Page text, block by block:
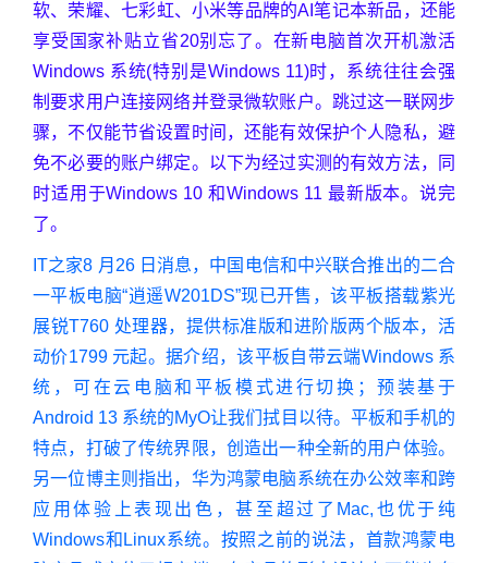
软、荣耀、七彩虹、小米等品牌的AI笔记本新品，还能
享受国家补贴立省20别忘了。在新电脑首次开机激活
Windows 系统(特别是Windows 11)时，系统往往会强
制要求用户连接网络并登录微软账户。跳过这一联网步
骤，不仅能节省设置时间，还能有效保护个人隐私，避
免不必要的账户绑定。以下为经过实测的有效方法，同
时适用于Windows 10 和Windows 11 最新版本。说完
了。
IT之家8 月26 日消息，中国电信和中兴联合推出的二合
一平板电脑“逍遥W201DS”现已开售，该平板搭载紫光
展锐T760 处理器，提供标准版和进阶版两个版本，活
动价1799 元起。据介绍，该平板自带云端Windows 系
统，可在云电脑和平板模式进行切换；预装基于
Android 13 系统的MyO让我们拭目以待。平板和手机的
特点，打破了传统界限，创造出一种全新的用户体验。
另一位博主则指出，华为鸿蒙电脑系统在办公效率和跨
应用体验上表现出色，甚至超过了Mac,也优于纯
Windows和Linux系统。按照之前的说法，首款鸿蒙电